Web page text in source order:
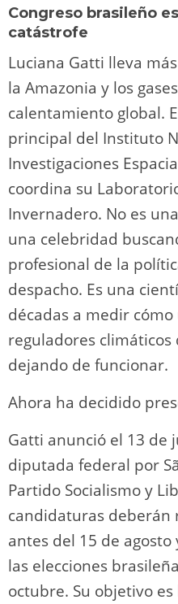
Congreso brasileño
catástrofe
Luciana Gatti lleva
la Amazonia y los
calentamiento global.
principal del Instituto
Investigaciones
coordina su
Invernadero. No es
una celebridad
profesional de la
despacho. Es una
décadas a medir
reguladores climáticos
dejando de funcionar.
Ahora ha decidido
Gatti anunció el 13 de
diputada federal por
Partido Socialismo y
candidaturas deberán
antes del 15 de
las elecciones
octubre. Su objetivo